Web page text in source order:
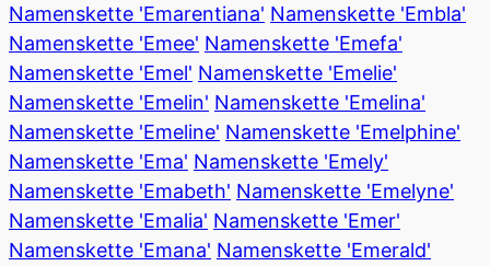
Namenskette 'Emarentiana' Namenskette 'Embla'
Namenskette 'Emee' Namenskette 'Emefa'
Namenskette 'Emel' Namenskette 'Emelie'
Namenskette 'Emelin' Namenskette 'Emelina'
Namenskette 'Emeline' Namenskette 'Emelphine'
Namenskette 'Ema' Namenskette 'Emely'
Namenskette 'Emabeth' Namenskette 'Emelyne'
Namenskette 'Emalia' Namenskette 'Emer'
Namenskette 'Emana' Namenskette 'Emerald'